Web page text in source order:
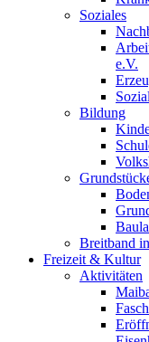
Soziales
e.V.
Bildung
Breitband
Freizeit & Kultur
Aktivitäten